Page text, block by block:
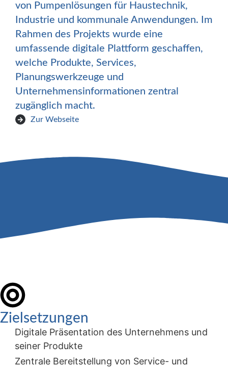
von Pumpenlösungen für Haustechnik,
Industrie und kommunale Anwendungen. Im
Rahmen des Projekts wurde eine
umfassende digitale Plattform geschaffen,
welche Produkte, Services,
Planungswerkzeuge und
Unternehmensinformationen zentral
zugänglich macht.
Zur Webseite
Zielsetzungen
Digitale Präsentation des Unternehmens und
seiner Produkte
Zentrale Bereitstellung von Service- und